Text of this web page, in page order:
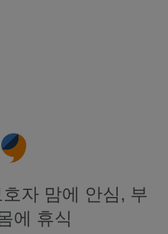
자 맘에 안심, 부
에 휴식